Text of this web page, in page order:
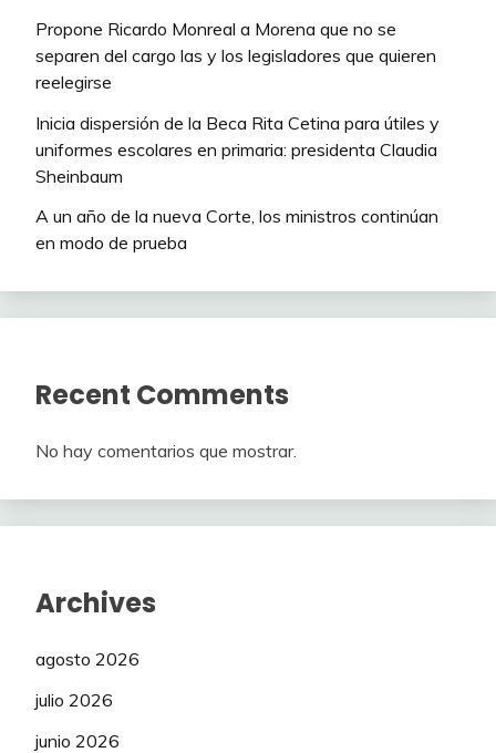
Propone Ricardo Monreal a Morena que no se
separen del cargo las y los legisladores que quieren
reelegirse
Inicia dispersión de la Beca Rita Cetina para útiles y
uniformes escolares en primaria: presidenta Claudia
Sheinbaum
A un año de la nueva Corte, los ministros continúan
en modo de prueba
Recent Comments
No hay comentarios que mostrar.
Archives
agosto 2026
julio 2026
junio 2026